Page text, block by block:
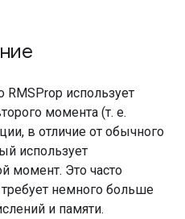
RMSProp использует
момента (т. е.
в отличие от обычного
использует
момент. Это часто
немного больше
и памяти.